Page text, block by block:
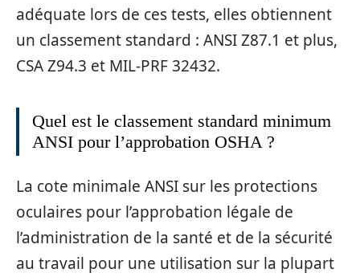
adéquate lors de ces tests, elles obtiennent
un classement standard : ANSI Z87.1 et plus,
CSA Z94.3 et MIL-PRF 32432.
Quel est le classement standard minimum
ANSI pour l’approbation OSHA ?
La cote minimale ANSI sur les protections
oculaires pour l’approbation légale de
l’administration de la santé et de la sécurité
au travail pour une utilisation sur la plupart